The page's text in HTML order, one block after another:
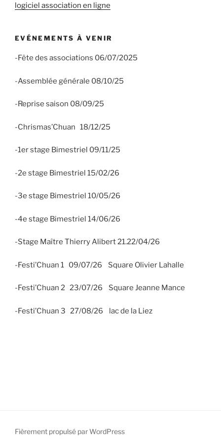
logiciel association en ligne
EVÉNEMENTS À VENIR
-Fête des associations 06/07/2025
-Assemblée générale 08/10/25
-Reprise saison 08/09/25
-Chrismas’Chuan 18/12/25
-1er stage Bimestriel 09/11/25
-2e stage Bimestriel 15/02/26
-3e stage Bimestriel 10/05/26
-4e stage Bimestriel 14/06/26
-Stage Maître Thierry Alibert 21.22/04/26
-Festi’Chuan 1 09/07/26 Square Olivier Lahalle
-Festi’Chuan 2 23/07/26 Square Jeanne Mance
-Festi’Chuan 3 27/08/26 lac de la Liez
Fièrement propulsé par WordPress